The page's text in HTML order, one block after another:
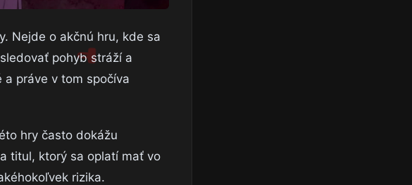
Nejde o akčnú hru, kde sa
pohyb stráží a
práve v tom spočíva
hry často dokážu
titul, ktorý sa oplatí mať vo
rizika.